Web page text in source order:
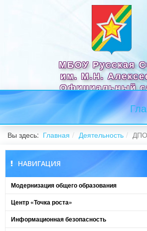
МБОУ Русская
им. М.Н.
Официальный
Вы здесь: Главная Деятельность ДПО
НАВИГАЦИЯ
Модернизация общего образования
Центр «Точка роста»
Информационная безопасность